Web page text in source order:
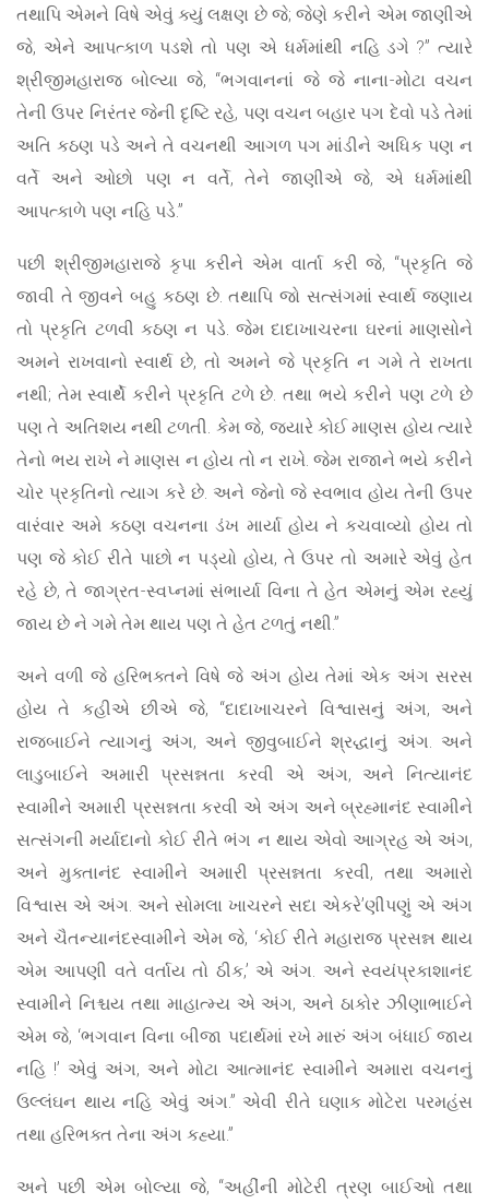
તથાપિ એમને વિષે એવું ક્યું લક્ષણ છે જે; જેણે કરીને એમ જાણીએ
જે, એને આપત્કાળ પડશે તો પણ એ ધર્મમાંથી નહિ ડગે ?” ત્યારે
શ્રીજીમહારાજ બોલ્યા જે, “ભગવાનનાં જે જે નાના-મોટા વચન
તેની ઉપર નિરંતર જેની દૃષ્ટિ રહે, પણ વચન બહાર પગ દેવો પડે તેમાં
અતિ કઠણ પડે અને તે વચનથી આગળ પગ માંડીને અધિક પણ ન
વર્તે અને ઓછો પણ ન વર્તે, તેને જાણીએ જે, એ ધર્મમાંથી
આપત્કાળે પણ નહિ પડે.”
પછી શ્રીજીમહારાજે કૃપા કરીને એમ વાર્તા કરી જે, “પ્રકૃતિ જે
જાવી તે જીવને બહુ કઠણ છે. તથાપિ જો સત્સંગમાં સ્વાર્થ જણાય
તો પ્રકૃતિ ટળવી કઠણ ન પડે. જેમ દાદાખાચરના ઘરનાં માણસોને
અમને રાખવાનો સ્વાર્થ છે, તો અમને જે પ્રકૃતિ ન ગમે તે રાખતા
નથી; તેમ સ્વાર્થે કરીને પ્રકૃતિ ટળે છે. તથા ભયે કરીને પણ ટળે છે
પણ તે અતિશય નથી ટળતી. કેમ જે, જ્યારે કોઈ માણસ હોય ત્યારે
તેનો ભય રાખે ને માણસ ન હોય તો ન રાખે. જેમ રાજાને ભયે કરીને
ચોર પ્રકૃતિનો ત્યાગ કરે છે. અને જેનો જે સ્વભાવ હોય તેની ઉપર
વારંવાર અમે કઠણ વચનના ડંખ માર્યા હોય ને કચવાવ્યો હોય તો
પણ જે કોઈ રીતે પાછો ન પડ્યો હોય, તે ઉપર તો અમારે એવું હેત
રહે છે, તે જાગ્રત-સ્વપ્નમાં સંભાર્યા વિના તે હેત એમનું એમ રહ્યું
જાય છે ને ગમે તેમ થાય પણ તે હેત ટળતું નથી.”
અને વળી જે હરિભક્તને વિષે જે અંગ હોય તેમાં એક અંગ સરસ
હોય તે કહીએ છીએ જે, “દાદાખાચરને વિશ્વાસનું અંગ, અને
રાજબાઈને ત્યાગનું અંગ, અને જીવુબાઈને શ્રદ્ધાનું અંગ. અને
લાડુબાઈને અમારી પ્રસન્નતા કરવી એ અંગ, અને નિત્યાનંદ
સ્વામીને અમારી પ્રસન્નતા કરવી એ અંગ અને બ્રહ્માનંદ સ્વામીને
સત્સંગની મર્યાદાનો કોઈ રીતે ભંગ ન થાય એવો આગ્રહ એ અંગ,
અને મુક્તાનંદ સ્વામીને અમારી પ્રસન્નતા કરવી, તથા અમારો
વિશ્વાસ એ અંગ. અને સોમલા ખાચરને સદા એકરે’ણીપણું એ અંગ
અને ચૈતન્યાનંદસ્વામીને એમ જે, ‘કોઈ રીતે મહારાજ પ્રસન્ન થાય
એમ આપણી વતે વર્તાય તો ઠીક,’ એ અંગ. અને સ્વયંપ્રકાશાનંદ
સ્વામીને નિશ્ચય તથા માહાત્મ્ય એ અંગ, અને ઠાકોર ઝીણાભાઈને
એમ જે, ‘ભગવાન વિના બીજા પદાર્થમાં રખે મારું અંગ બંધાઈ જાય
નહિ !’ એવું અંગ, અને મોટા આત્માનંદ સ્વામીને અમારા વચનનું
ઉલ્લંઘન થાય નહિ એવું અંગ.” એવી રીતે ઘણાક મોટેરા પરમહંસ
તથા હરિભક્ત તેના અંગ કહ્યા.”
અને પછી એમ બોલ્યા જે, “અહીંની મોટેરી ત્રણ બાઈઓ તથા